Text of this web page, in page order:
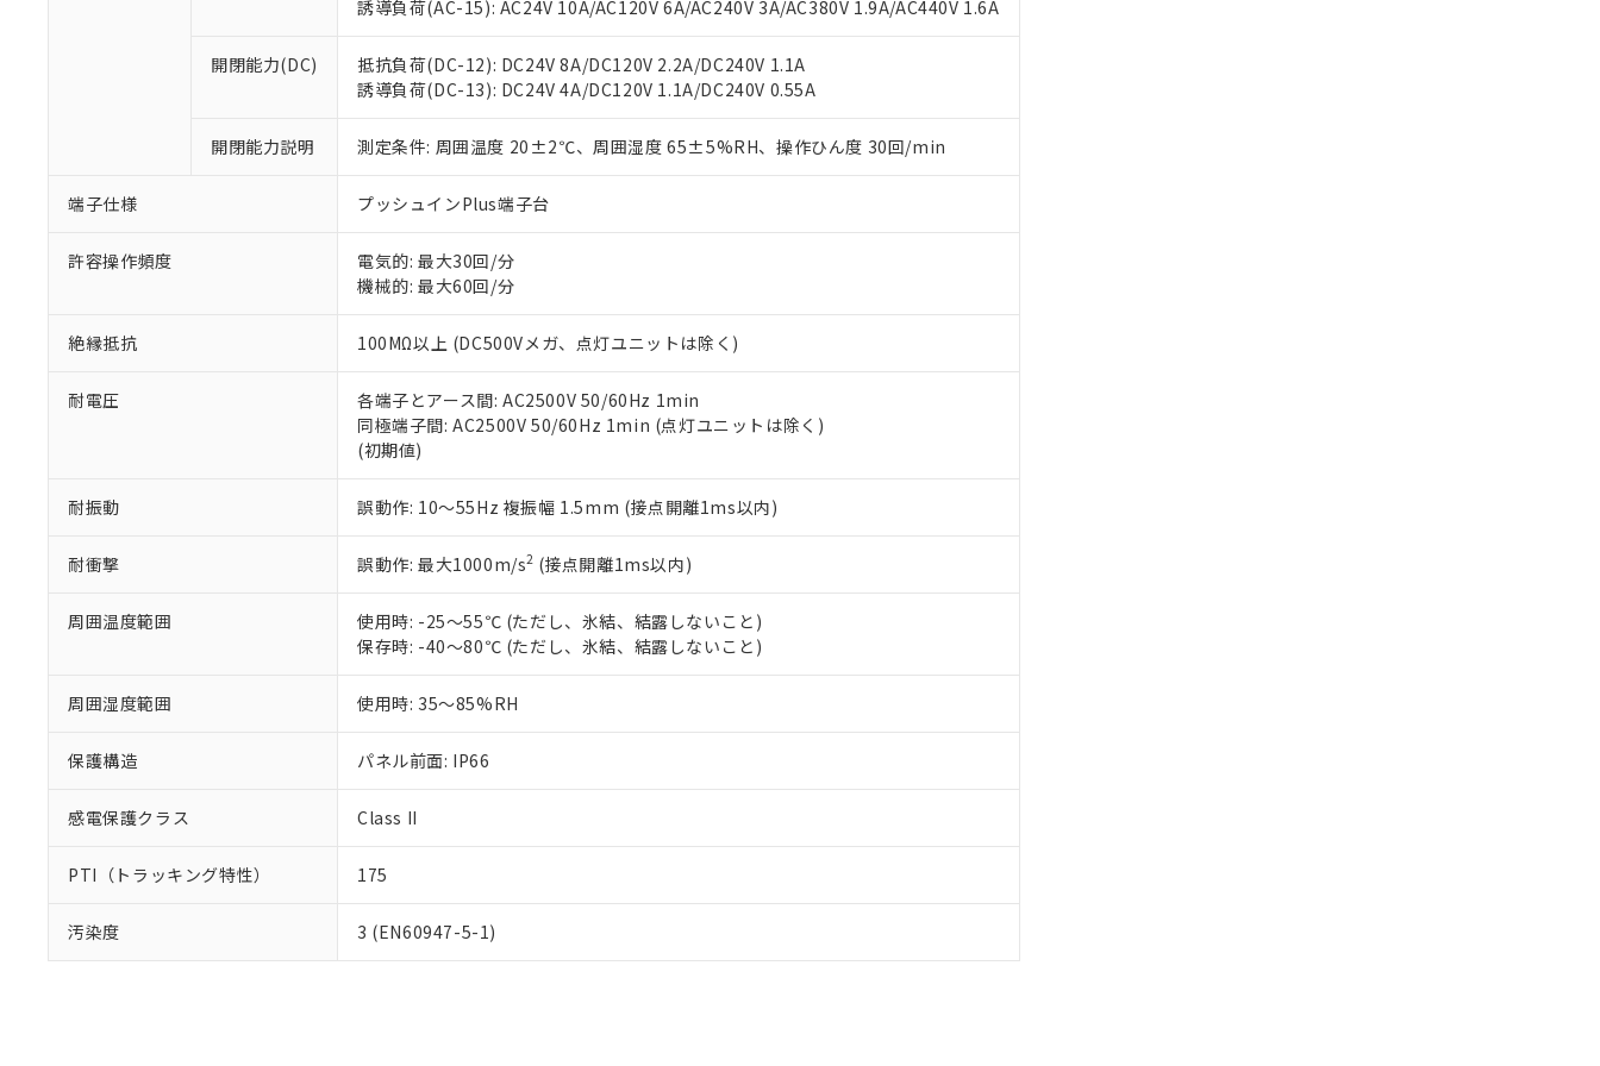
誘導負荷(AC-15): AC24V 10A/AC120V 6A/AC240V 3A/AC380V 1.9A/AC440V 1.6A
開閉能力(DC)
抵抗負荷(DC-12): DC24V 8A/DC120V 2.2A/DC240V 1.1A
誘導負荷(DC-13): DC24V 4A/DC120V 1.1A/DC240V 0.55A
開閉能力説明 測定条件: 周囲温度 20±2℃、周囲湿度 65±5%RH、操作ひん度 30回/min
端子仕様 プッシュインPlus端子台
許容操作頻度
電気的: 最大30回/分
機械的: 最大60回/分
絶縁抵抗 100MΩ以上 (DC500Vメガ、点灯ユニットは除く)
耐電圧
各端子とアース間: AC2500V 50/60Hz 1min
同極端子間: AC2500V 50/60Hz 1min (点灯ユニットは除く)
(初期値)
耐振動 誤動作: 10～55Hz 複振幅 1.5mm (接点開離1ms以内)
耐衝撃 誤動作: 最大1000m/s2 (接点開離1ms以内)
周囲温度範囲
使用時: -25～55℃ (ただし、氷結、結露しないこと)
保存時: -40～80℃ (ただし、氷結、結露しないこと)
周囲湿度範囲 使用時: 35～85%RH
保護構造 パネル前面: IP66
感電保護クラス Class II
PTI（トラッキング特性） 175
汚染度 3 (EN60947-5-1)
が、当社の製品・サービスに関するお客様との取引・商談に必要な範囲で利用することをご了承くだ
※当社の共同利用者とは、"個人情報の共同利用に関して"
いる法人を指します。
EU RoHS指令（10物質）の非含有証明書
51物質の非含有証明書（当社基準）
※本証明書は発行日時点で非含有を証明するもので、過去に遡って非含有を証明するものではありません。
また、RoHS指令のフタル酸エステル類４物質の対応では、対応完了までの期間は出荷製品に未対応品が
混在することから備考欄に対応日を記載しておりました。
り割愛しております。
白